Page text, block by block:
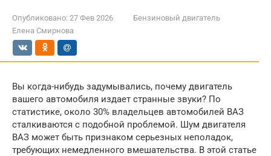
Опубликовано: 27 Фев 2026
Бензиновый двигатель
Елена Смирнова
Вы когда-нибудь задумывались, почему двигатель
вашего автомобиля издает странные звуки? По
статистике, около 30% владельцев автомобилей ВАЗ
сталкиваются с подобной проблемой. Шум двигателя
ВАЗ может быть признаком серьезных неполадок,
требующих немедленного вмешательства. В этой статье